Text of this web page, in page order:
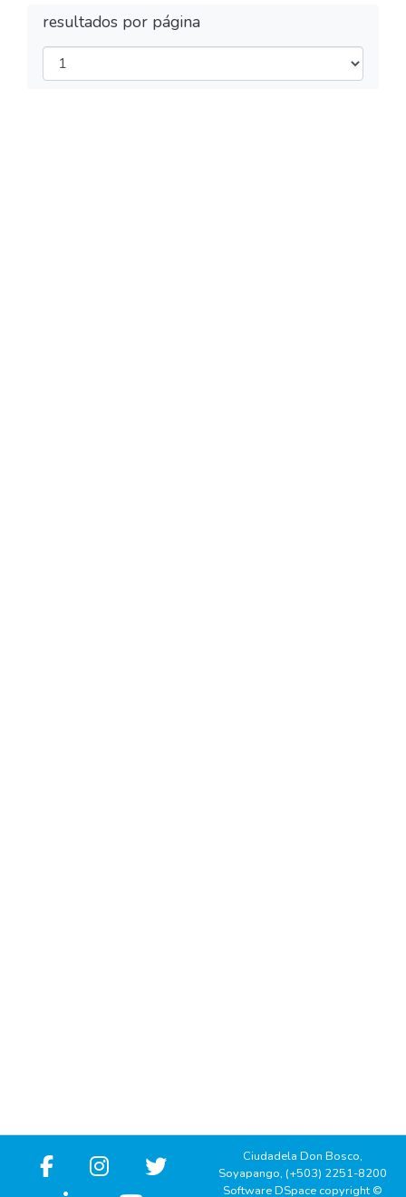
resultados por página
Ciudadela Don Bosco,
Soyapango, (+503) 2251-8200
Software DSpace copyright ©